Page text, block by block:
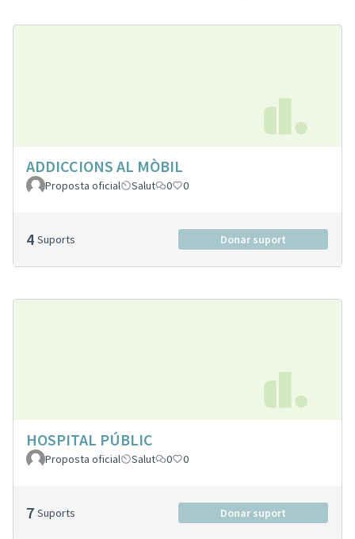
ADDICCIONS AL MÒBIL
Proposta oficial Salut 0 0
4 Suports Donar suport
HOSPITAL PÚBLIC
Proposta oficial Salut 0 0
7 Suports Donar suport